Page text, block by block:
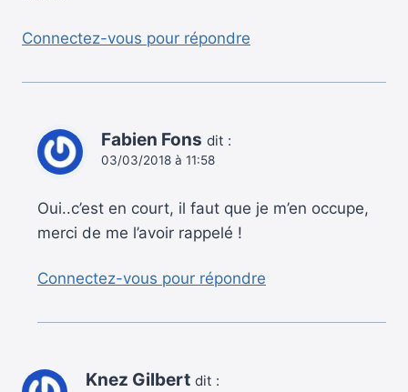
Connectez-vous pour répondre
Fabien Fons dit :
03/03/2018 à 11:58
Oui..c’est en court, il faut que je m’en occupe,
merci de me l’avoir rappelé !
Connectez-vous pour répondre
Knez Gilbert dit :